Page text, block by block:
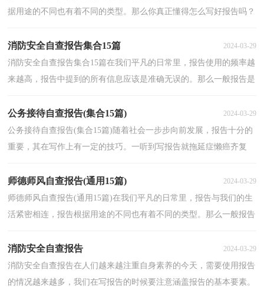
据用途的不同也有着不同的类型。那么你真正懂得怎么写好报告吗？
消防安全自查报告集合15篇 2024-03-29
消防安全自查报告集合15篇在我们平凡的日常里，报告使用的频率越
来越高，报告中提到的所有信息应该是准确无误的。那么一般报告是
公务接待自查报告(集合15篇) 2024-03-29
公务接待自查报告(集合15篇)随着社会一步步向前发展，报告十分的
重要，其在写作上有一定的技巧。一听到写报告就拖延症懒癌齐复
师德师风自查报告(通用15篇) 2024-03-29
师德师风自查报告(通用15篇)在我们平凡的日常里，报告与我们的生
活紧密相连，报告根据用途的不同也有着不同的类型。那么一般报告
消防安全自查报告 2024-03-29
消防安全自查报告在人们越来越注重自身素养的今天，需要使用报告
的情况越来越多，我们在写报告的时候要注意涵盖报告的基本要素。